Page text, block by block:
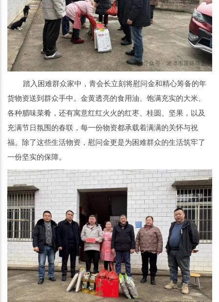
踏入困难群众家中，青会长立刻将慰问金和精心筹备的年
货物资送到群众手中。金黄透亮的食用油、饱满充实的大米、
各种腊味菜肴，还有寓意红红火火的红枣、桂圆、坚果，以及
充满节日氛围的春联，每一份物资都承载着满满的关怀与祝
福。除了这些生活物资，慰问金更是为困难群众的生活筑牢了
一份坚实的保障。